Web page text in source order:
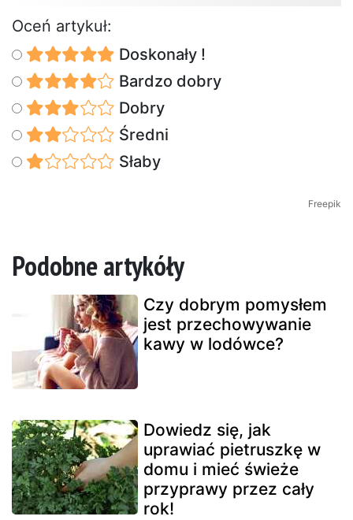
Oceń artykuł:
Doskonały !
Bardzo dobry
Dobry
Średni
Słaby
Freepik
Podobne artykóły
Czy dobrym pomysłem
jest przechowywanie
kawy w lodówce?
Dowiedz się, jak
uprawiać pietruszkę w
domu i mieć świeże
przyprawy przez cały
rok!